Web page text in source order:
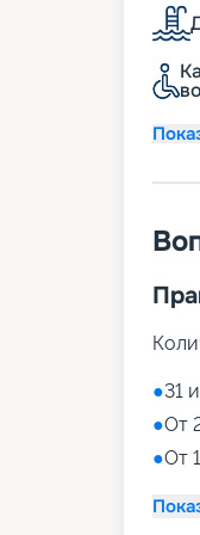
На
Нам
По
●31
●От
●От